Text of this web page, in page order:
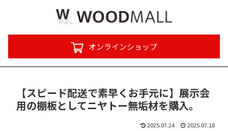
オンラインショップ
【スピード配送で素早くお手元に】展示会
用の棚板としてニヤトー無垢材を購入。
2025.07.24 2025.07.18